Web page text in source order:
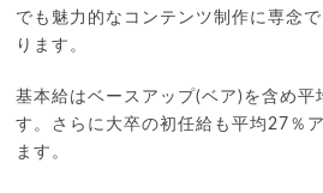
でも魅力的なコンテンツ制作に専念
ります。
基本給はベースアップ(ベア)を含め平
す。さらに大卒の初任給も平均27％
ます。